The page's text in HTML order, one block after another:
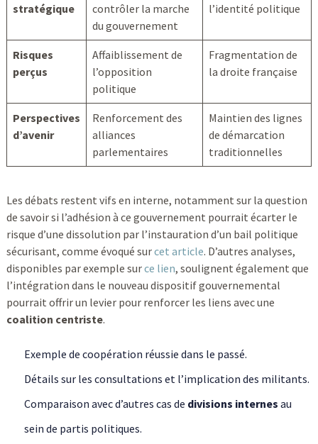
stratégique
contrôler la marche
du gouvernement
l’identité politique
Risques
perçus
Affaiblissement de
l’opposition
politique
Fragmentation de
la droite française
Perspectives
d’avenir
Renforcement des
alliances
parlementaires
Maintien des lignes
de démarcation
traditionnelles
Les débats restent vifs en interne, notamment sur la question
de savoir si l’adhésion à ce gouvernement pourrait écarter le
risque d’une dissolution par l’instauration d’un bail politique
sécurisant, comme évoqué surcet article. D’autres analyses,
disponibles par exemple surce lien, soulignent également que
l’intégration dans le nouveau dispositif gouvernemental
pourrait offrir un levier pour renforcer les liens avec une
coalition centriste.
Exemple de coopération réussie dans le passé.
Détails sur les consultations et l’implication des militants.
Comparaison avec d’autres cas de divisions internes au
sein de partis politiques.